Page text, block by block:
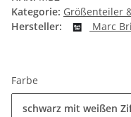
Kategorie: Größenteiler
Hersteller:
Marc
Farbe
schwarz mit weißen